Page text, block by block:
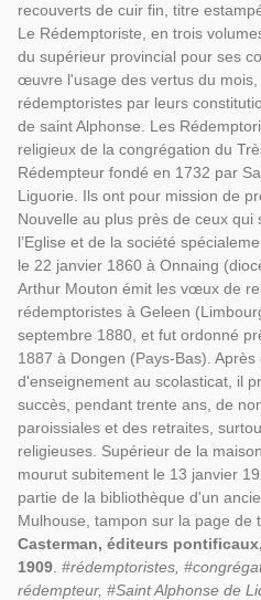
recouverts de cuir fin, titre
Le Rédemptoriste, en trois
du supérieur provincial pour ses
œuvre l'usage des vertus du mois,
rédemptoristes par leurs
de saint Alphonse. Les
religieux de la congrégation du
Rédempteur fondé en 1732 par
Liguorie. Ils ont pour mission de
Nouvelle au plus près de ceux qui
l’Eglise et de la société
le 22 janvier 1860 à Onnaing
Arthur Mouton émit les vœux de
rédemptoristes à Geleen
septembre 1880, et fut ordonné
1887 à Dongen (Pays-Bas).
d'enseignement au scolasticat, il
succès, pendant trente ans, de
paroissiales et des retraites,
religieuses. Supérieur de la
mourut subitement le 13 janvier
partie de la bibliothèque d'un
Mulhouse, tampon sur la page de
Casterman, éditeurs
1909. #rédemptoristes,
rédempteur, #Saint Alphonse de